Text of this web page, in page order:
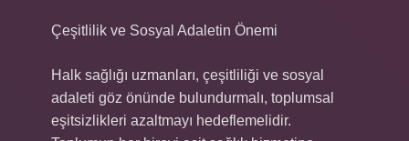
Çeşitlilik ve Sosyal Adaletin Önemi
Halk sağlığı uzmanları, çeşitliliği ve sosyal
adaleti göz önünde bulundurmalı, toplumsal
eşitsizlikleri azaltmayı hedeflemelidir.